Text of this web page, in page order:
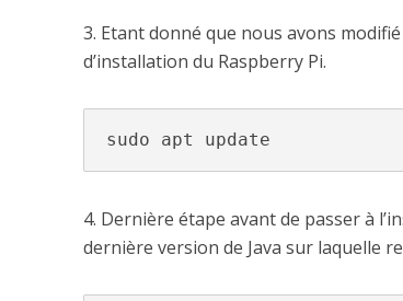
3. Etant donné que nous avons
d’installation du Raspberry Pi.
sudo apt update
4. Dernière étape avant de passer à
dernière version de Java sur laquelle